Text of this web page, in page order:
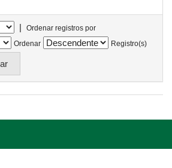
|
Ordenar registros por
Ordenar
Registro(s)